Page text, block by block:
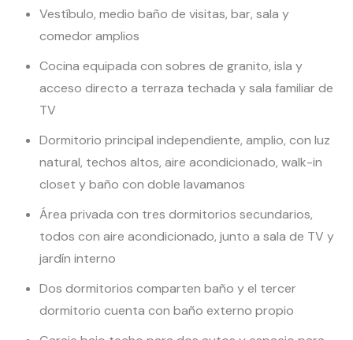
Vestíbulo, medio baño de visitas, bar, sala y
comedor amplios
Cocina equipada con sobres de granito, isla y
acceso directo a terraza techada y sala familiar de
TV
Dormitorio principal independiente, amplio, con luz
natural, techos altos, aire acondicionado, walk-in
closet y baño con doble lavamanos
Área privada con tres dormitorios secundarios,
todos con aire acondicionado, junto a sala de TV y
jardín interno
Dos dormitorios comparten baño y el tercer
dormitorio cuenta con baño externo propio